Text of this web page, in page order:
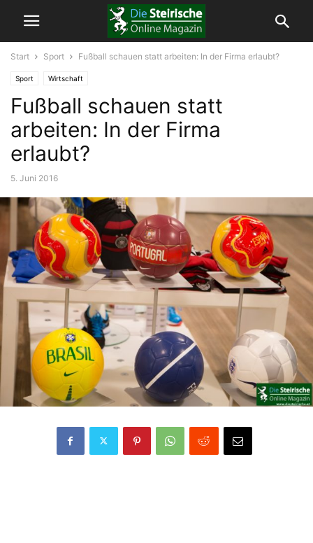
Start Sport Fußball schauen statt arbeiten: In der Firma erlaubt?
Sport Wirtschaft
Fußball schauen statt
arbeiten: In der Firma
erlaubt?
5. Juni 2016